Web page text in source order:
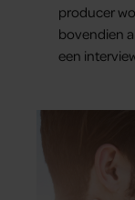
producer
bovendien
een